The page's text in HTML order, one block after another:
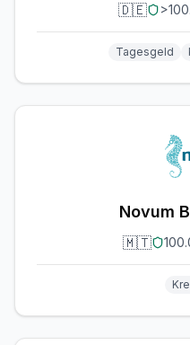
🇩🇪
Tagesgeld
Novum
🇲🇹